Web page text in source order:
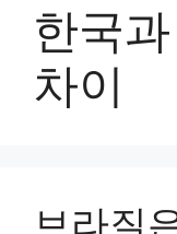
한국
차이
브라질